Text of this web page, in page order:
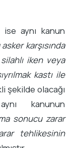
aynı kanun
karşısında
iken veya
kastı ile
şekilde olacağı
kanunun
sonucu zarar
tehlikesinin